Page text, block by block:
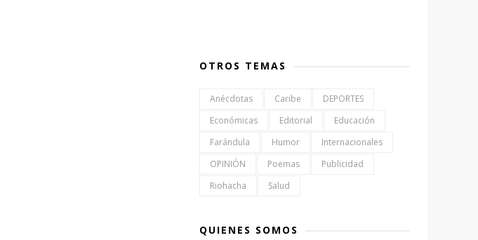
OTROS TEMAS
Anécdotas Caribe
DEPORTES
Económicas
Editorial
Educación
Farándula
Humor
Internacionales
OPINIÓN
Poemas
Publicidad
Riohacha
Salud
QUIENES SOMOS